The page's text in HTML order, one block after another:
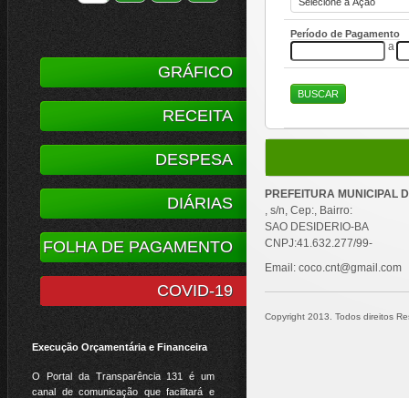
GRÁFICO
RECEITA
DESPESA
DIÁRIAS
FOLHA DE PAGAMENTO
COVID-19
Execução Orçamentária e Financeira
O Portal da Transparência 131 é um
canal de comunicação que facilitará e
Período de Pagamento
a
PREFEITURA MUNICIPAL
, s/n, Cep:, Bairro:
SAO DESIDERIO-BA
CNPJ:41.632.277/99-
Email: coco.cnt@gmail.com
Copyright 2013. Todos direitos